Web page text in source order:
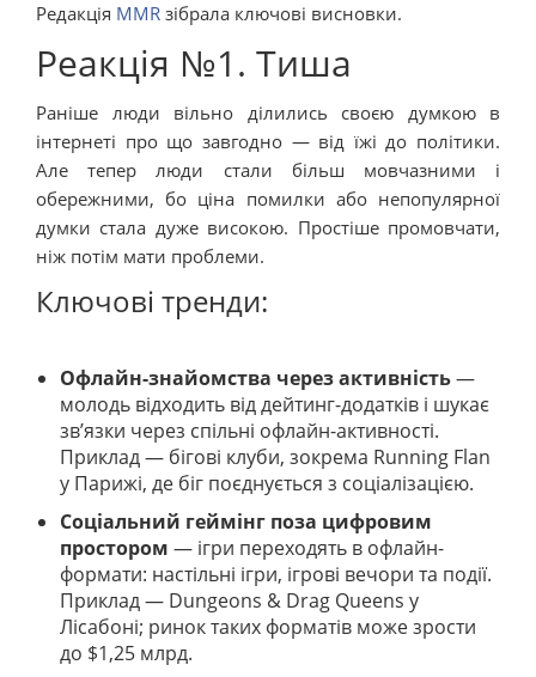
Редакція MMR зібрала ключові висновки.
Реакція №1. Тиша
Раніше люди вільно ділились своєю думкою в
інтернеті про що завгодно — від їжі до політики.
Але тепер люди стали більш мовчазними і
обережними, бо ціна помилки або непопулярної
думки стала дуже високою. Простіше промовчати,
ніж потім мати проблеми.
Ключові тренди:
Офлайн-знайомства через активність—
молодь відходить від дейтинг-додатків і шукає
зв’язки через спільні офлайн-активності.
Приклад — бігові клуби, зокрема Running Flan
у Парижі, де біг поєднується з соціалізацією.
Соціальний геймінг поза цифровим
простором — ігри переходять в офлайн-
формати: настільні ігри, ігрові вечори та події.
Приклад — Dungeons & Drag Queens у
Лісабоні; ринок таких форматів може зрости
до $1,25 млрд.